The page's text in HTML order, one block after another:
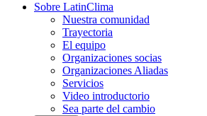
Sobre LatinClima
Nuestra comunidad
Trayectoria
El equipo
Organizaciones socias
Organizaciones Aliadas
Servicios
Video introductorio
Sea parte del cambio